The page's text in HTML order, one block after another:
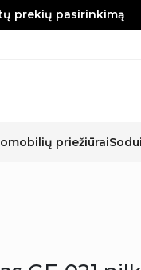
prekių pasirinkimą
priežiūrai